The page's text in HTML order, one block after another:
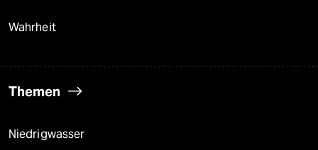
Wahrheit
Themen
Niedrigwasser